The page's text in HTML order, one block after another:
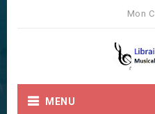
Mon
MENU